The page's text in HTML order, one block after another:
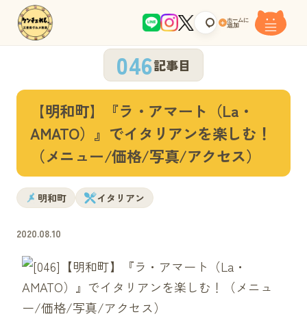
+ ホームに
追加
046記事目
【明和町】『ラ・アマート（La・
AMATO）』でイタリアンを楽しむ！
（メニュー/価格/写真/アクセス）
明和町 イタリアン
2020.08.10